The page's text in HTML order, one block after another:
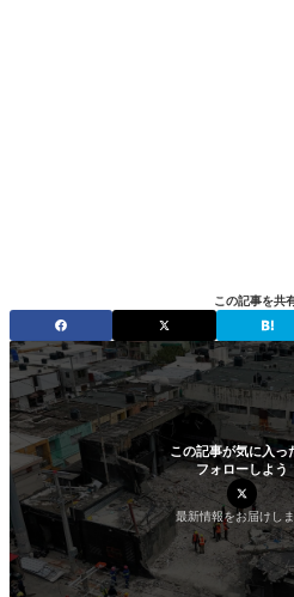
この記事を共
この記事が気に入っ
フォローしよう
最新情報をお届けし